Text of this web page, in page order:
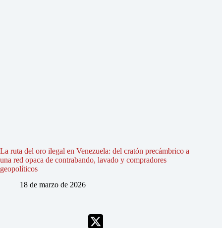
La ruta del oro ilegal en Venezuela: del cratón precámbrico a
una red opaca de contrabando, lavado y compradores
geopolíticos
18 de marzo de 2026